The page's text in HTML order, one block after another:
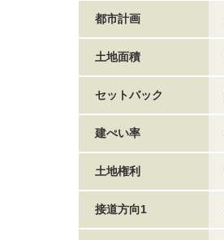
都市計画
土地面積
セットバック
建ぺい率
土地権利
接道方向1